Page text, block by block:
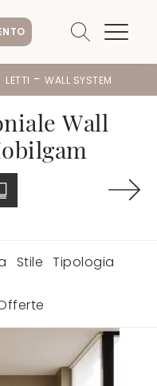
LETTI -WALL SYSTEM
Wall
Stile Tipologia